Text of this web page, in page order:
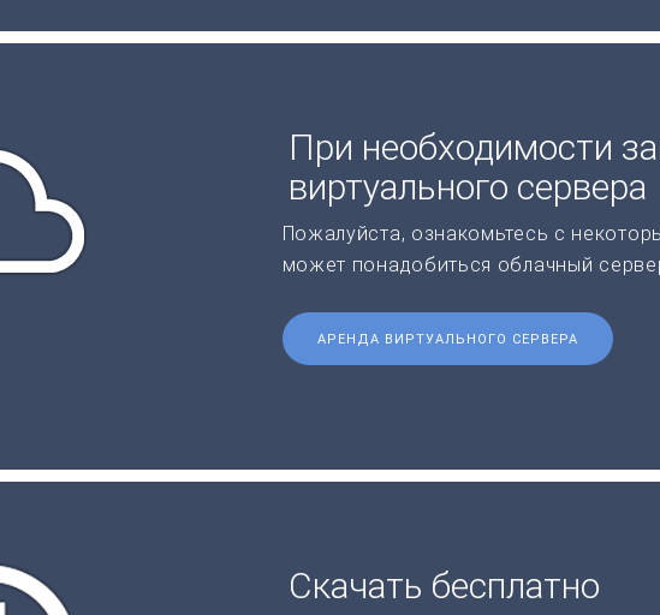
При необходимости
виртуального сервера
Пожалуйста, ознакомьтесь с
может понадобиться облачный
АРЕНДА ВИРТУАЛЬНОГО СЕРВЕРА
Скачать бесплатно